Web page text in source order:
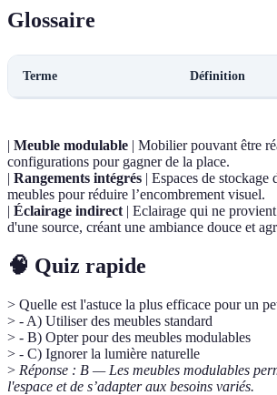
Glossaire
Terme Définition
| Meuble modulable | Mobilier pouvant être
configurations pour gagner de la place.
| Rangements intégrés | Espaces de stockage
meubles pour réduire l’encombrement visuel.
| Éclairage indirect | Eclairage qui ne
d'une source, créant une ambiance douce et
🧠 Quiz rapide
> Quelle est l'astuce la plus efficace pour un
> - A) Utiliser des meubles standard
> - B) Opter pour des meubles modulables
> - C) Ignorer la lumière naturelle
> Réponse : B — Les meubles modulables
l'espace et de s’adapter aux besoins variés.